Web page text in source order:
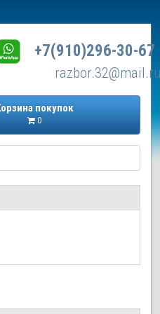
+7(910)296-30-67
покупок
0